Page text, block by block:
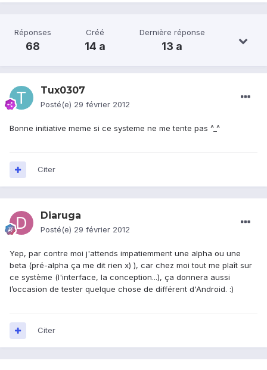
Réponses
68
Créé
14 a
Dernière réponse
13 a
Tux0307
Posté(e) 29 février 2012
Bonne initiative meme si ce systeme ne me tente pas ^_^
Citer
Diaruga
Posté(e) 29 février 2012
Yep, par contre moi j'attends impatiemment une alpha ou une
beta (pré-alpha ça me dit rien x) ), car chez moi tout me plaît sur
ce système (l'interface, la conception...), ça donnera aussi
l’occasion de tester quelque chose de différent d'Android. :)
Citer